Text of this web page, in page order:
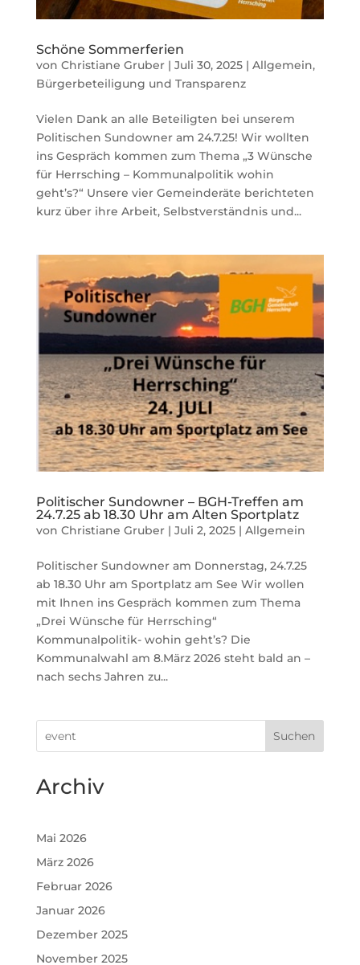
Schöne Sommerferien
von Christiane Gruber| Juli 30, 2025| Allgemein,
Bürgerbeteiligung und Transparenz
Vielen Dank an alle Beteiligten bei unserem
Politischen Sundowner am 24.7.25! Wir wollten
ins Gespräch kommen zum Thema „3 Wünsche
für Herrsching – Kommunalpolitik wohin
geht’s?“ Unsere vier Gemeinderäte berichteten
kurz über ihre Arbeit, Selbstverständnis und...
Politischer Sundowner – BGH-Treffen am
24.7.25 ab 18.30 Uhr am Alten Sportplatz
von Christiane Gruber| Juli 2, 2025| Allgemein
Politischer Sundowner am Donnerstag, 24.7.25
ab 18.30 Uhr am Sportplatz am See Wir wollen
mit Ihnen ins Gespräch kommen zum Thema
„Drei Wünsche für Herrsching“
Kommunalpolitik- wohin geht’s? Die
Kommunalwahl am 8.März 2026 steht bald an –
nach sechs Jahren zu...
Suchen
Archiv
Mai 2026
März 2026
Februar 2026
Januar 2026
Dezember 2025
November 2025